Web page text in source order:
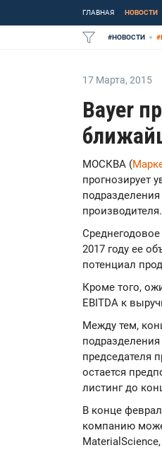
ГЛАВНАЯ НОВОСТИ
#НОВОСТИ #
17 Марта, 2015
Bayer
МОСКВА (
прогнозирует
производителя.
2017 году ее
потенциал
Кроме того,
EBITDA к
Между тем,
председателя
остается
листинг до
В конце
компанию